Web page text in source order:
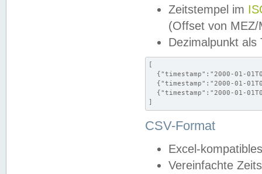
Zeitstempel im
(Offset von MEZ/
Dezimalpunkt als
[
{"timestamp":"2000-01-
{"timestamp":"2000-01-
{"timestamp":"2000-01-
]
CSV-Format
Excel-
Vereinfachte